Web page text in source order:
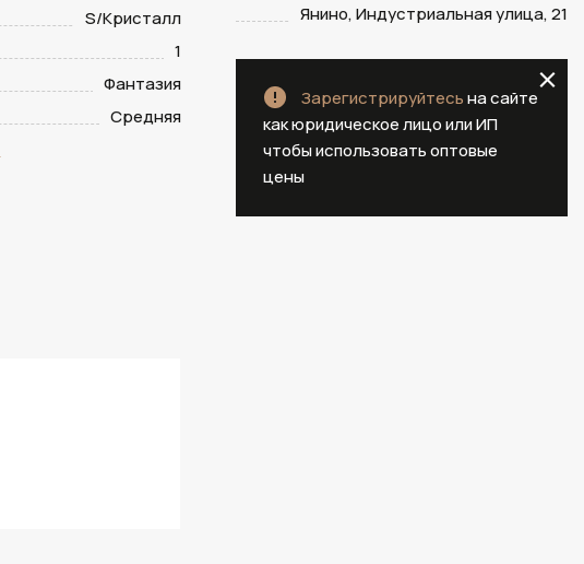
S/Кристалл
1
Фантазия
Средняя
Янино, Индустриальная улица, 21
Зарегистрируйтесьна сайте
как юридическое лицо или ИП
чтобы использовать оптовые
цены